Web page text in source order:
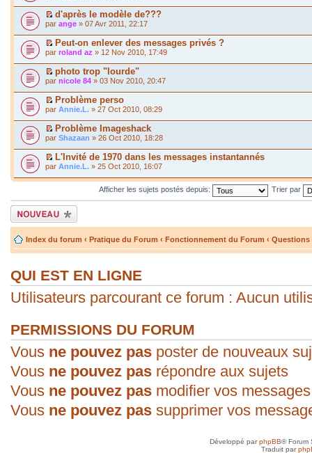
d'après le modèle de???
par ange » 07 Avr 2011, 22:17
Peut-on enlever des messages privés ?
par roland az » 12 Nov 2010, 17:49
photo trop "lourde"
par nicole 84 » 03 Nov 2010, 20:47
Problème perso
par Annie.L. » 27 Oct 2010, 08:29
Problème Imageshack
par Shazaan » 26 Oct 2010, 18:28
L'Invité de 1970 dans les messages instantannés
par Annie.L. » 25 Oct 2010, 16:07
Afficher les sujets postés depuis: Trier par
Écrire un nouveau
sujet
Index du forum ‹ Pratique du Forum ‹ Fonctionnement du Forum ‹ Questions
QUI EST EN LIGNE
Utilisateurs parcourant ce forum : Aucun
PERMISSIONS DU FORUM
Vous ne pouvez pas poster de nouveaux
Vous ne pouvez pas répondre aux sujets
Vous ne pouvez pas modifier vos messages
Vous ne pouvez pas supprimer vos
Développé parphpBB® Forum
Traduit par